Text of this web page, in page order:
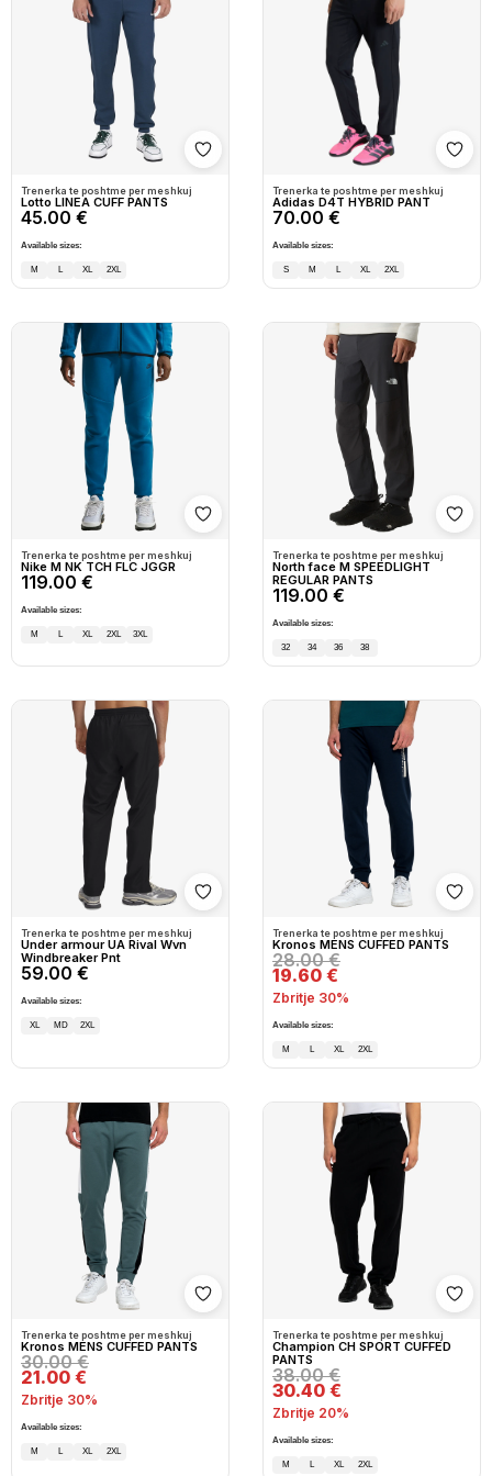
Shto në wishlist
Trenerka te poshtme per meshkuj
Lotto LINEA CUFF PANTS
45.00 €
Available sizes:
M L XL 2XL
Trenerka te poshtme per meshkuj
Adidas D4T HYBRID PANT
70.00 €
Available sizes:
S M L XL 2XL
Shto në wishlist
Trenerka te poshtme per meshkuj
Nike M NK TCH FLC JGGR
119.00 €
Available sizes:
M L XL 2XL 3XL
Trenerka te poshtme per meshkuj
North face M SPEEDLIGHT
REGULAR PANTS
119.00 €
Available sizes:
32 34 36 38
Shto në wishlist
Trenerka te poshtme per meshkuj
Under armour UA Rival Wvn
Windbreaker Pnt
59.00 €
Available sizes:
XL MD 2XL
Trenerka te poshtme per meshkuj
Kronos MENS CUFFED PANTS
28.00 €
19.60 €
Zbritje 30%
Available sizes:
M L XL 2XL
Shto në wishlist
Trenerka te poshtme per meshkuj
Kronos MENS CUFFED PANTS
30.00 €
21.00 €
Zbritje 30%
Available sizes:
M L XL 2XL
Trenerka te poshtme per meshkuj
Champion CH SPORT CUFFED
PANTS
38.00 €
30.40 €
Zbritje 20%
Available sizes:
M L XL 2XL